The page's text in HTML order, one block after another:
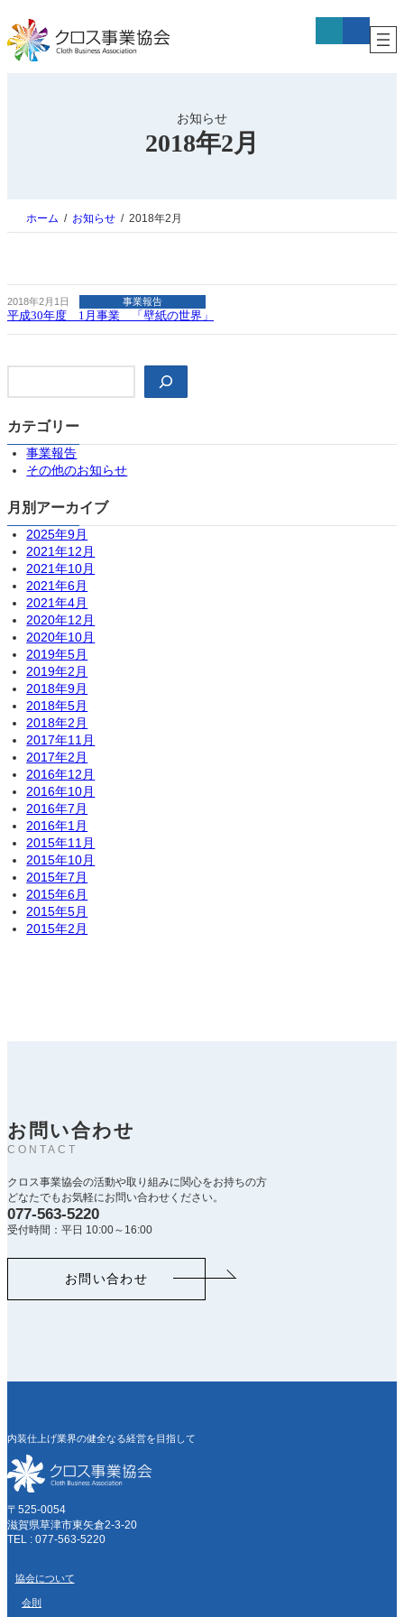
容
を
コ
コ
お知らせ
2018年2月
ホーム お知らせ 2018年2月
2018年2月1日 事業報告
平成30年度 1月事業 「壁紙の世界」
カテゴリー
事業報告
その他のお知らせ
月別アーカイブ
2025年9月
2021年12月
2021年10月
2021年6月
2021年4月
2020年12月
2020年10月
2019年5月
2019年2月
2018年9月
2018年5月
2018年2月
2017年11月
2017年2月
2016年12月
2016年10月
2016年7月
2016年1月
2015年11月
2015年10月
2015年7月
2015年6月
2015年5月
2015年2月
お問い合わせ
CONTACT
クロス事業協会の活動や取り組みに関心をお持ちの方
どなたでもお気軽にお問い合わせください。
077-563-5220
受付時間：平日 10:00～16:00
お問い合わせ
内装仕上げ業界の健全なる経営を目指して
〒525-0054
滋賀県草津市東矢倉2-3-20
TEL : 077-563-5220
協会について
会則